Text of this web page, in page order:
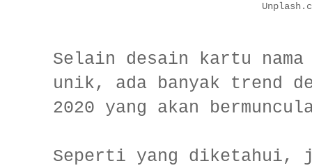
Selain desain kartu nama
unik, ada banyak trend
2020 yang akan
Seperti yang diketahui,